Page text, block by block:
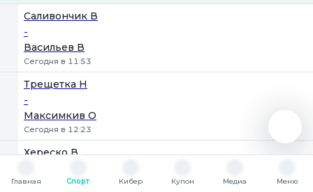
Саливончик В
-
Васильев В
Сегодня в 11:53
Трещетка Н
-
Максимкив О
Сегодня в 12:23
Хереско В
Касьян Данило
Главная
Спорт
Кибер
Купон
Медиа
Меню